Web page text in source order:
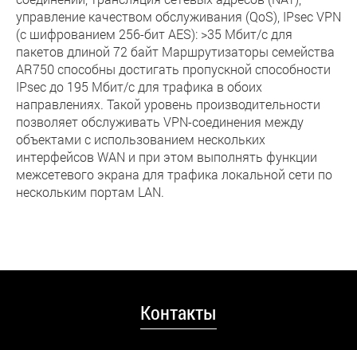
управление качеством обслуживания (QoS), IPsec VPN
(с шифрованием 256-бит AES): >35 Мбит/с для
пакетов длиной 72 байт Маршрутизаторы семейства
AR750 способны достигать пропускной способности
IPsec до 195 Мбит/с для трафика в обоих
направлениях. Такой уровень производительности
позволяет обслуживать VPN-соединения между
объектами с использованием нескольких
интерфейсов WAN и при этом выполнять функции
межсетевого экрана для трафика локальной сети по
нескольким портам LAN.
Контакты